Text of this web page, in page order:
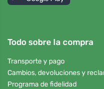
Todo sobre la compra
Transporte y pago
Cambios, devoluciones y
Programa de fidelidad